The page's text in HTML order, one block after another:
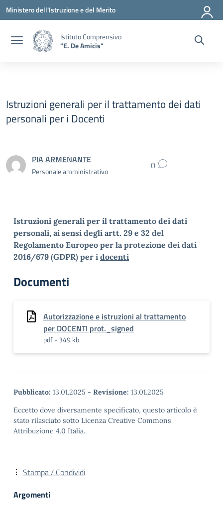
Vai ai contenuti
Vai al menu di navigazione
Vai al footer
Ministero dell'Istruzione e del Merito
Istituto Comprensivo
"E. De Amicis"
Istruzioni generali per il trattamento dei dati
personali per i Docenti
PIA ARMENANTE
Personale amministrativo 0
Istruzioni generali per il trattamento dei dati
personali, ai sensi degli artt. 29 e 32 del
Regolamento Europeo per la protezione dei dati
2016/679 (GDPR) per i docenti
Documenti
Autorizzazione e istruzioni al trattamento
per DOCENTI prot._signed
pdf - 349 kb
Pubblicato: 13.01.2025 - Revisione: 13.01.2025
Eccetto dove diversamente specificato, questo articolo è
stato rilasciato sotto Licenza Creative Commons
Attribuzione 4.0 Italia.
Stampa / Condividi
Argomenti